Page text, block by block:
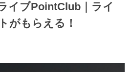
イブPointClub｜ライ
がもらえる！